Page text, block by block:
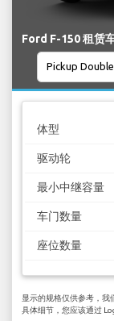
Ford F-150 租赁
体型
驱动轮
最小中继容量
车门数量
座位数量
显示的规格仅供参考，我
具体细节，您应该通过